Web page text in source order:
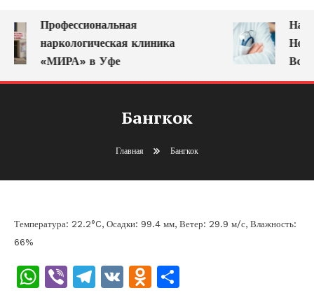
Профессиональная
наркологическая клиника
«МИРА» в Уфе
Бангкок
Главная Бангкок
Температура: 22.2°C, Осадки: 99.4 мм, Ветер: 29.9 м/с, Влажность:
66%
WhatsApp
ViberTelegram
VK Odnoklassniki